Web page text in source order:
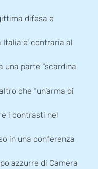
difesa e
Italia e’ contraria al
una parte “scardina
che “un’arma di
i contrasti nel
in una conferenza
azzurre di Camera